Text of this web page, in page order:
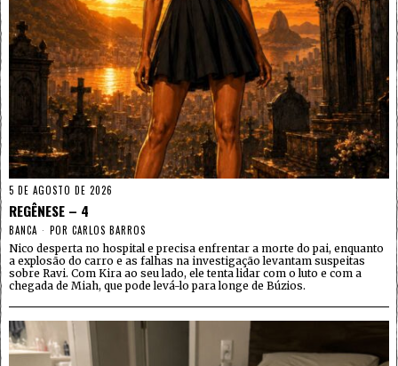
5 DE AGOSTO DE 2026
REGÊNESE – 4
BANCA POR CARLOS BARROS
Nico desperta no hospital e precisa enfrentar a morte do pai, enquanto
a explosão do carro e as falhas na investigação levantam suspeitas
sobre Ravi. Com Kira ao seu lado, ele tenta lidar com o luto e com a
chegada de Miah, que pode levá-lo para longe de Búzios.